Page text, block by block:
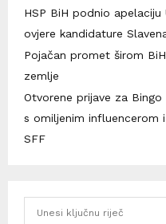
HSP BiH podnio
ovjere kandidature
Pojačan promet širom
zemlje
Otvorene prijave za
s omiljenim influencerom
SFF